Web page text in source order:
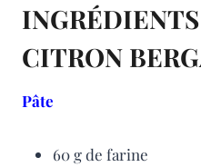
CITRON
Pâte
60 g de farine